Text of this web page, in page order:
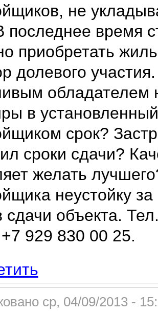
не
последнее время
приобретать
долевого
обладателем
в установленный
срок?
сроки сдачи?
желать
неустойку
сдачи объекта.
929 830 00 25.
ср, 04/09/2013 -